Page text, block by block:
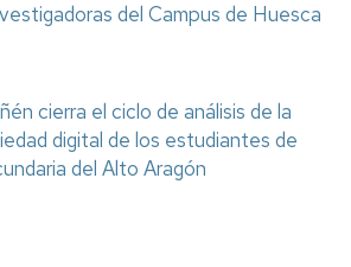
del Campus de Huesca
cierra el ciclo de análisis de la
digital de los estudiantes de
del Alto Aragón